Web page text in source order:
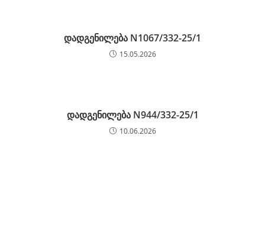
დადგენილება N1067/332-25/1
15.05.2026
დადგენილება N944/332-25/1
10.06.2026